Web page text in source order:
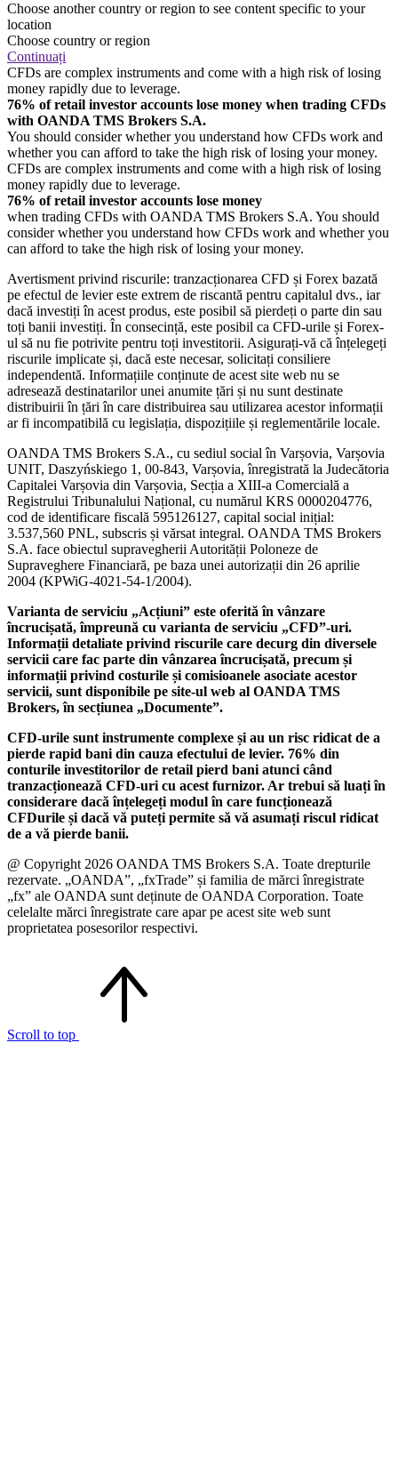
Choose another country or region to see content specific to your
location
Choose country or region
Continuați
CFDs are complex instruments and come with a high risk of losing
money rapidly due to leverage.
76% of retail investor accounts lose money when trading CFDs
with OANDA TMS Brokers S.A.
You should consider whether you understand how CFDs work and
whether you can afford to take the high risk of losing your money.
CFDs are complex instruments and come with a high risk of losing
money rapidly due to leverage.
76% of retail investor accounts lose money
when trading CFDs with OANDA TMS Brokers S.A. You should
consider whether you understand how CFDs work and whether you
can afford to take the high risk of losing your money.
Avertisment privind riscurile: tranzacționarea CFD și Forex bazată
pe efectul de levier este extrem de riscantă pentru capitalul dvs., iar
dacă investiți în acest produs, este posibil să pierdeți o parte din sau
toți banii investiți. În consecință, este posibil ca CFD-urile și Forex-
ul să nu fie potrivite pentru toți investitorii. Asigurați-vă că înțelegeți
riscurile implicate și, dacă este necesar, solicitați consiliere
independentă. Informațiile conținute de acest site web nu se
adresează destinatarilor unei anumite țări și nu sunt destinate
distribuirii în țări în care distribuirea sau utilizarea acestor informații
ar fi incompatibilă cu legislația, dispozițiile și reglementările locale.
OANDA TMS Brokers S.A., cu sediul social în Varșovia, Varșovia
UNIT, Daszyńskiego 1, 00-843, Varșovia, înregistrată la Judecătoria
Capitalei Varșovia din Varșovia, Secția a XIII-a Comercială a
Registrului Tribunalului Național, cu numărul KRS 0000204776,
cod de identificare fiscală 595126127, capital social inițial:
3.537,560 PNL, subscris și vărsat integral. OANDA TMS Brokers
S.A. face obiectul supravegherii Autorității Poloneze de
Supraveghere Financiară, pe baza unei autorizații din 26 aprilie
2004 (KPWiG-4021-54-1/2004).
Varianta de serviciu „Acțiuni” este oferită în vânzare
încrucișată, împreună cu varianta de serviciu „CFD”-uri.
Informații detaliate privind riscurile care decurg din diversele
servicii care fac parte din vânzarea încrucișată, precum și
informații privind costurile și comisioanele asociate acestor
servicii, sunt disponibile pe site-ul web al OANDA TMS
Brokers, în secțiunea „Documente”.
CFD-urile sunt instrumente complexe și au un risc ridicat de a
pierde rapid bani din cauza efectului de levier. 76% din
conturile investitorilor de retail pierd bani atunci când
tranzacționează CFD-uri cu acest furnizor. Ar trebui să luați în
considerare dacă înțelegeți modul în care funcționează
CFDurile și dacă vă puteți permite să vă asumați riscul ridicat
de a vă pierde banii.
@ Copyright 2026 OANDA TMS Brokers S.A. Toate drepturile
rezervate. „OANDA”, „fxTrade” și familia de mărci înregistrate
„fx” ale OANDA sunt deținute de OANDA Corporation. Toate
celelalte mărci înregistrate care apar pe acest site web sunt
proprietatea posesorilor respectivi.
Scroll to top